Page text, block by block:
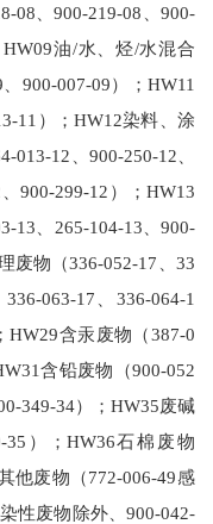
08、900-219-08、900-
HW09油/水、烃/水混合
900-007-09）；HW11
11）；HW12染料、涂
013-12、900-250-12、
900-299-12）；HW13
13、265-104-13、900-
废物（336-052-17、33
063-17、336-064-1
HW29含汞废物（387-0
含铅废物（900-052
349-34）；HW35废碱
35）；HW36石棉废物
他废物（772-006-49感
性废物除外、900-042-